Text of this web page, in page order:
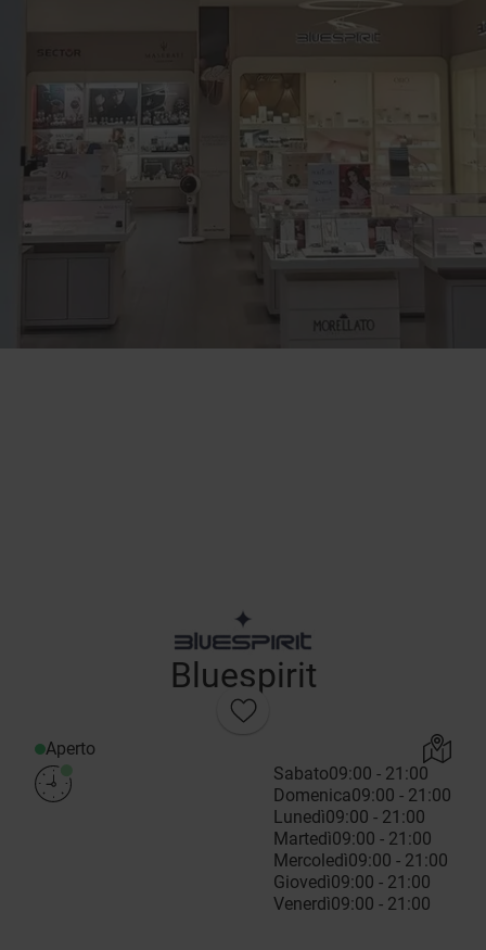
Bluespirit
Aperto
Sabato09:00 - 21:00
Domenica09:00 - 21:00
Lunedì09:00 - 21:00
Martedì09:00 - 21:00
Mercoledì09:00 - 21:00
Giovedì09:00 - 21:00
Venerdì09:00 - 21:00